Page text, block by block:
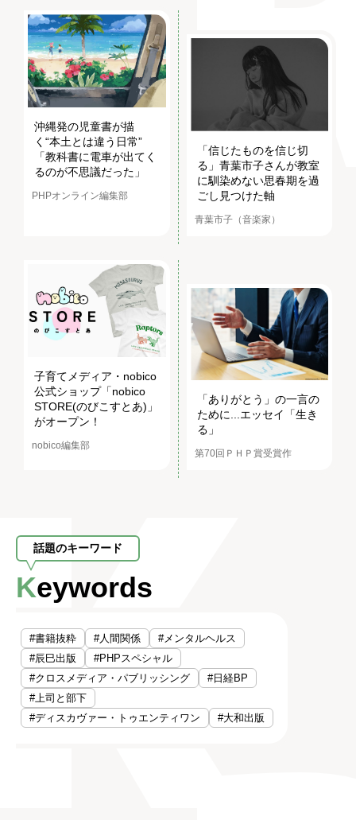
沖縄発の児童書が描
く“本土とは違う日常”
「教科書に電車が出てく
るのが不思議だった」
PHPオンライン編集部
「信じたものを信じ切
る」青葉市子さんが教室
に馴染めない思春期を過
ごし見つけた軸
青葉市子（音楽家）
子育てメディア・nobico
公式ショップ「nobico
STORE(のびこすとあ)」
がオープン！
nobico編集部
「ありがとう」の一言の
ために...エッセイ「生き
る」
第70回ＰＨＰ賞受賞作
話題のキーワード
Keywords
#書籍抜粋 #人間関係
#メンタルヘルス
#辰巳出版
#PHPスペシャル
#クロスメディア・パブリッシング
#日経BP
#上司と部下
#ディスカヴァー・トゥエンティワン
#大和出版